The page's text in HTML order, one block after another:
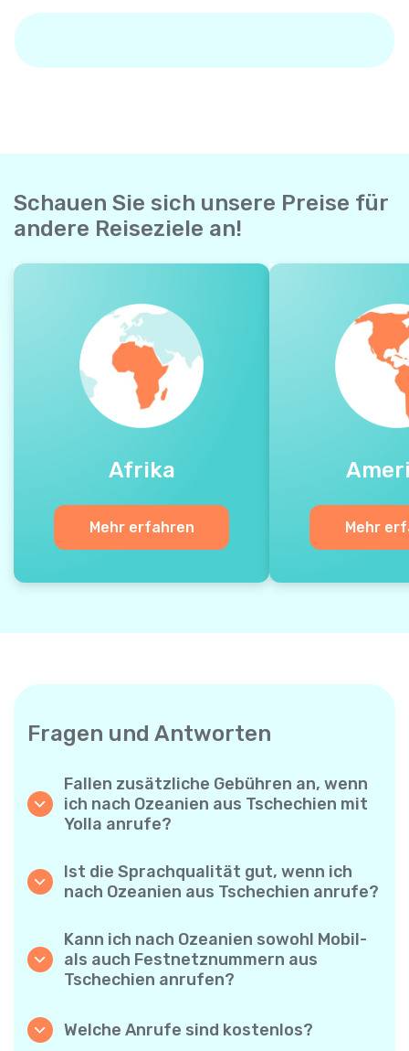
Schauen Sie sich unsere Preise für
andere Reiseziele an!
Afrika
Mehr erfahren Mehr
Fragen und Antworten
Fallen zusätzliche Gebühren an, wenn
ich nach Ozeanien aus Tschechien mit
Yolla anrufe?
Abrechnungssystem pro Minute – Sie zahlen
nur für die Gesprächsdauer. Keine
versteckten Kosten, keine verpflichtenden
Ist die Sprachqualität gut, wenn ich
nach Ozeanien aus Tschechien anrufe?
Anrufe, sodass es sich anfühlt, als würden
Sie mit jemandem aus Ihrer Nachbarschaft
sprechen – selbst wenn er am anderen Ende
der Welt ist.
Kann ich nach Ozeanien sowohl Mobil-
als auch Festnetznummern aus
Tschechien anrufen?
Handys – Sie können also jeden nach
Welche Anrufe sind kostenlos?